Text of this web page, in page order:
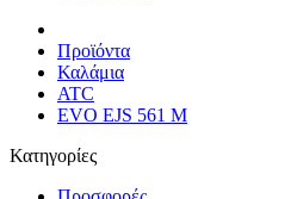
Προϊόντα
Καλάμια
ATC
EVO EJS 561 M
Κατηγορίες